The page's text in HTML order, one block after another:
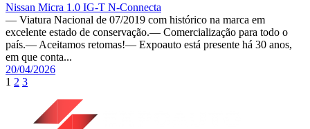
Nissan Micra 1.0 IG-T N-Connecta
— Viatura Nacional de 07/2019 com histórico na marca em
excelente estado de conservação.— Comercialização para todo o
país.— Aceitamos retomas!— Expoauto está presente há 30 anos,
em que conta...
20/04/2026
1 2 3